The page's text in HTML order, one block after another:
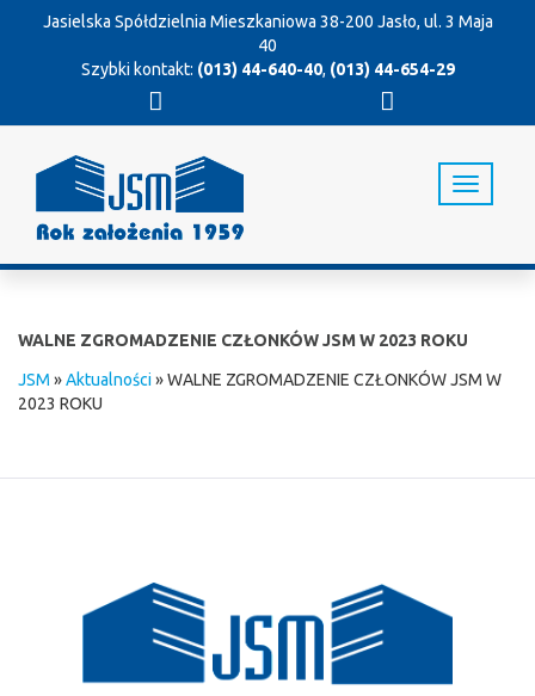
Jasielska Spółdzielnia Mieszkaniowa 38-200 Jasło, ul. 3 Maja
40
Szybki kontakt: (013) 44-640-40, (013) 44-654-29
T
o
v
WALNE ZGROMADZENIE CZŁONKÓW JSM W 2023 ROKU
JSM »Aktualności»WALNE ZGROMADZENIE CZŁONKÓW JSM W
2023 ROKU